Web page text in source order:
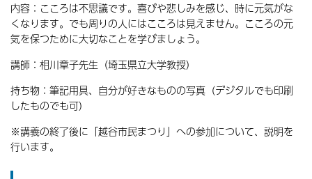
内容：こころは不思議です。喜びや悲しみを感じ、時に元気がな
くなります。でも周りの人にはこころは見えません。 こころの元
気を保つために大切なことを学びましょう。
講師：相川章子先生（埼玉県立大学教授）
持ち物：筆記用具、自分が好きなものの写真（デジタルでも印刷
したものでも可）
※講義の終了後に「越谷市民まつり」への参加について、説明を
行います。